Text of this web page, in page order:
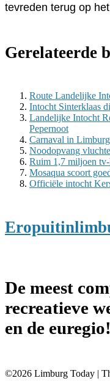
tevreden terug op
Gerelateerde
Route Landelijke
Intocht Sinterklaas
Landelijke Intocht
Pepernoot
Carnaval in
Noodopvang
Ruim 1,7 miljoen
Mosaqua scoort
Officiële intocht
De meest
recreatieve
en de euregio!
©2026 Limburg Today |